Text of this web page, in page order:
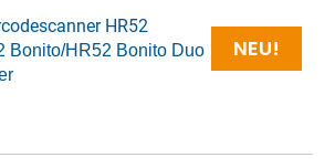
NEU!
Bonito/HR52 Bonito Duo